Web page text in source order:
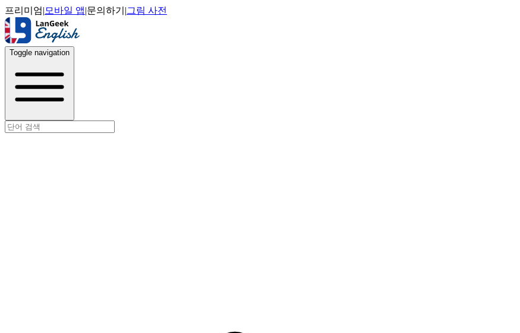
프리미엄| 모바일 앱|문의하기 |그림 사전
Toggle navigation